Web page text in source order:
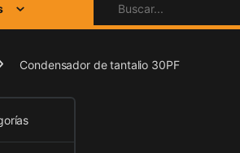
Condensador de tantalio 30PF